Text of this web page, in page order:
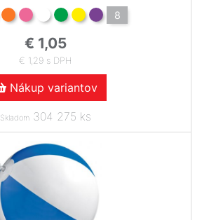
8
€ 1,05
€ 1,29 s DPH
Nákup variantov
Skladom304 275 ks